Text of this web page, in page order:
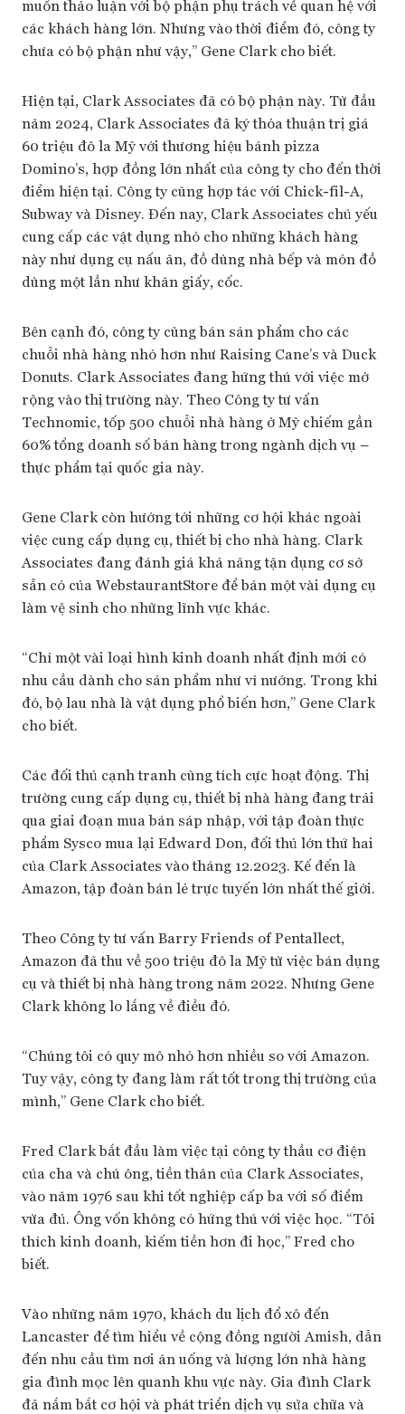
muốn thảo luận với bộ phận phụ trách về quan hệ với
các khách hàng lớn. Nhưng vào thời điểm đó, công ty
chưa có bộ phận như vậy,” Gene Clark cho biết.
Hiện tại, Clark Associates đã có bộ phận này. Từ đầu
năm 2024, Clark Associates đã ký thỏa thuận trị giá
60 triệu đô la Mỹ với thương hiệu bánh pizza
Domino’s, hợp đồng lớn nhất của công ty cho đến thời
điểm hiện tại. Công ty cũng hợp tác với Chick-fil-A,
Subway và Disney. Đến nay, Clark Associates chủ yếu
cung cấp các vật dụng nhỏ cho những khách hàng
này như dụng cụ nấu ăn, đồ dùng nhà bếp và món đồ
dùng một lần như khăn giấy, cốc.
Bên cạnh đó, công ty cũng bán sản phẩm cho các
chuỗi nhà hàng nhỏ hơn như Raising Cane’s và Duck
Donuts. Clark Associates đang hứng thú với việc mở
rộng vào thị trường này. Theo Công ty tư vấn
Technomic, tốp 500 chuỗi nhà hàng ở Mỹ chiếm gần
60% tổng doanh số bán hàng trong ngành dịch vụ –
thực phẩm tại quốc gia này.
Gene Clark còn hướng tới những cơ hội khác ngoài
việc cung cấp dụng cụ, thiết bị cho nhà hàng. Clark
Associates đang đánh giá khả năng tận dụng cơ sở
sẵn có của WebstaurantStore để bán một vài dụng cụ
làm vệ sinh cho những lĩnh vực khác.
“Chỉ một vài loại hình kinh doanh nhất định mới có
nhu cầu dành cho sản phẩm như vỉ nướng. Trong khi
đó, bộ lau nhà là vật dụng phổ biến hơn,” Gene Clark
cho biết.
Các đối thủ cạnh tranh cũng tích cực hoạt động. Thị
trường cung cấp dụng cụ, thiết bị nhà hàng đang trải
qua giai đoạn mua bán sáp nhập, với tập đoàn thực
phẩm Sysco mua lại Edward Don, đối thủ lớn thứ hai
của Clark Associates vào tháng 12.2023. Kế đến là
Amazon, tập đoàn bán lẻ trực tuyến lớn nhất thế giới.
Theo Công ty tư vấn Barry Friends of Pentallect,
Amazon đã thu về 500 triệu đô la Mỹ từ việc bán dụng
cụ và thiết bị nhà hàng trong năm 2022. Nhưng Gene
Clark không lo lắng về điều đó.
“Chúng tôi có quy mô nhỏ hơn nhiều so với Amazon.
Tuy vậy, công ty đang làm rất tốt trong thị trường của
mình,” Gene Clark cho biết.
Fred Clark bắt đầu làm việc tại công ty thầu cơ điện
của cha và chú ông, tiền thân của Clark Associates,
vào năm 1976 sau khi tốt nghiệp cấp ba với số điểm
vừa đủ. Ông vốn không có hứng thú với việc học. “Tôi
thích kinh doanh, kiếm tiền hơn đi học,” Fred cho
biết.
Vào những năm 1970, khách du lịch đổ xô đến
Lancaster để tìm hiểu về cộng đồng người Amish, dẫn
đến nhu cầu tìm nơi ăn uống và lượng lớn nhà hàng
gia đình mọc lên quanh khu vực này. Gia đình Clark
đã nắm bắt cơ hội và phát triển dịch vụ sửa chữa và